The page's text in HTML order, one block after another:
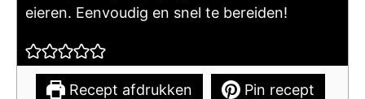
eieren. Eenvoudig en snel te bereiden!
Recept afdrukken Pin recept